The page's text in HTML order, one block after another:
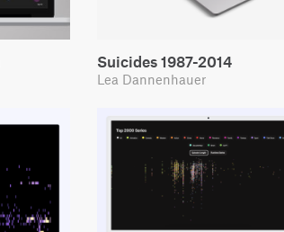
Suicides 1987-2014
Lea Dannenhauer